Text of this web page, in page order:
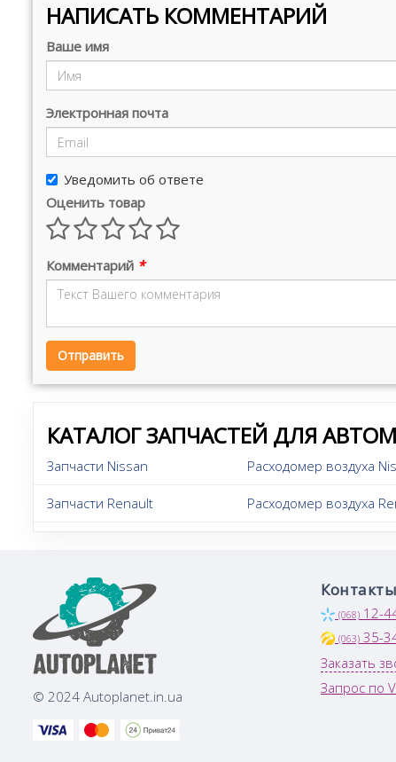
НАПИСАТЬ КОММЕНТАРИЙ
Ваше имя
Электронная почта
Уведомить об ответе
Оценить товар
Комментарий *
Отправить
КАТАЛОГ ЗАПЧАСТЕЙ ДЛЯ
Запчасти Nissan Расходомер воздуха
Запчасти Renault Расходомер воздуха
© 2024 Autoplanet.in.ua
Контакты
(068) 12-
(063) 35-
Заказать
Запрос по